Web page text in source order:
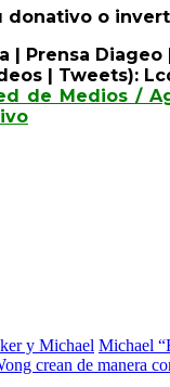
donativo o
| Prensa Diageo
| Tweets):
de Medios /
y Michael Michael
crean de manera